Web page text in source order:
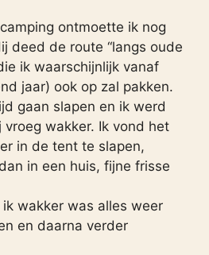
ontmoette ik nog
deed de route “langs oude
ik waarschijnlijk vanaf
jaar) ook op zal pakken.
gaan slapen en ik werd
wakker. Ik vond het
in de tent te slapen,
in een huis, fijne frisse
wakker was alles weer
en daarna verder